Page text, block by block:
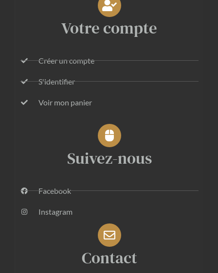
Votre compte
Créer un compte
S'identifier
Voir mon panier
Suivez-nous
Facebook
Instagram
Contact